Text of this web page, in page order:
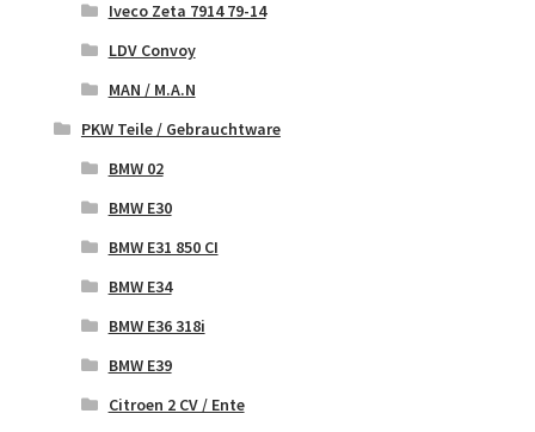
Iveco Zeta 7914 79-14
LDV Convoy
MAN / M.A.N
PKW Teile / Gebrauchtware
BMW 02
BMW E30
BMW E31 850 CI
BMW E34
BMW E36 318i
BMW E39
Citroen 2 CV / Ente